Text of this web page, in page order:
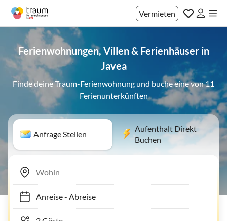
Vermieten
Ferienwohnungen, Villen & Ferienhäuser in
Javea
Finde deine Traum-Ferienwohnung und buche eine von 11
Ferienunterkünften
Anfrage Stellen
Aufenthalt Direkt
Buchen
Anreise- Abreise